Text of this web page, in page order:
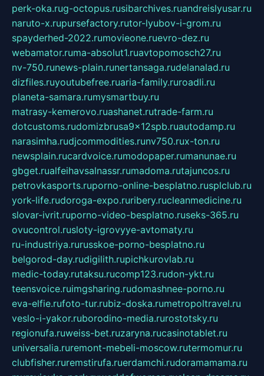
perk-oka.rug-octopus.rusibarchives.ruandreislyusar.ru
naruto-x.rupursefactory.rutor-lyubov-i-grom.ru
spayderhed-2022.rumovieone.ruevro-dez.ru
webamator.ruma-absolut1.ruavtopomosch27.ru
nv-750.runews-plain.runertansaga.rudelanalad.ru
dizfiles.ruyoutubefree.ruaria-family.ruroadli.ru
planeta-samara.rumysmartbuy.ru
matrasy-kemerovo.ruashanet.rutrade-farm.ru
dotcustoms.rudomizbrusa9x12spb.ruautodamp.ru
narasimha.rudjcommodities.runv750.rux-ton.ru
newsplain.rucardvoice.rumodopaper.rumanunae.ru
gbget.rualfeihavsalnassr.rumadoma.rutajuncos.ru
petrovkasports.ruporno-online-besplatno.rusplclub.ru
york-life.rudoroga-expo.ruribery.rucleanmedicine.ru
slovar-ivrit.ruporno-video-besplatno.ruseks-365.ru
ovucontrol.rusloty-igrovyye-avtomaty.ru
ru-industriya.rurusskoe-porno-besplatno.ru
belgorod-day.rudigilith.rupichkurovlab.ru
medic-today.rutaksu.rucomp123.rudon-ykt.ru
teensvoice.ruimgsharing.rudomashnee-porno.ru
eva-elfie.rufoto-tur.rubiz-doska.rumetropoltravel.ru
veslo-i-yakor.ruborodino-media.rurostotsky.ru
regionufa.ruweiss-bet.ruzaryna.rucasinotablet.ru
universalia.ruremont-mebeli-moscow.rutermomur.ru
clubfisher.ruremstirufa.ruerdamchi.rudoramamama.ru